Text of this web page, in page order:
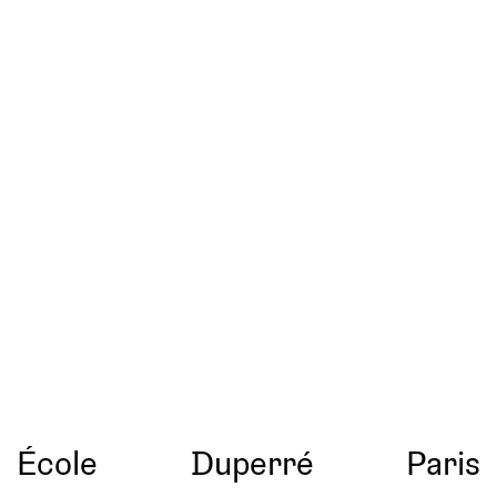
École Duperré Paris